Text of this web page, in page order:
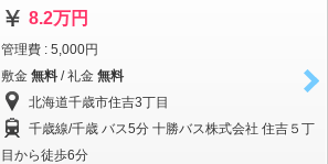
8.2万円
管理費 : 5,000円
敷金 無料 / 礼金 無料
北海道千歳市住吉3丁目
千歳線/千歳 バス5分 十勝バス株式会社 住吉５丁
目から徒歩6分